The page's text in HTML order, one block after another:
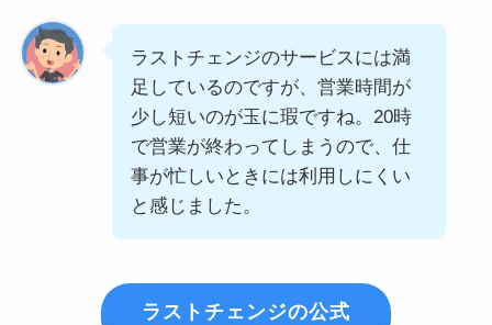
ラストチェンジのサービスには満
足しているのですが、営業時間が
少し短いのが玉に瑕ですね。20時
で営業が終わってしまうので、仕
事が忙しいときには利用しにくい
と感じました。
ラストチェンジの公式